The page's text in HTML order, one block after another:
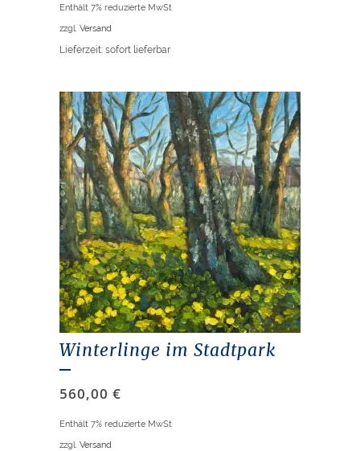
Enthält 7% reduzierte MwSt
zzgl. Versand
Lieferzeit: sofort lieferbar
Winterlinge im Stadtpark
560,00 €
Enthält 7% reduzierte MwSt
zzgl. Versand